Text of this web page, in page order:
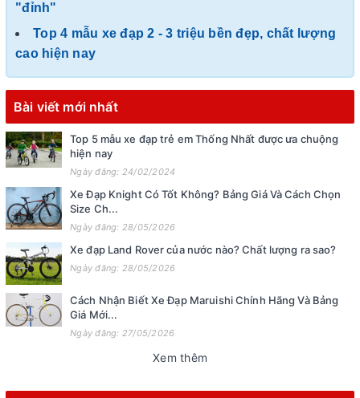
"đỉnh"
Top 4 mẫu xe đạp 2 - 3 triệu bền đẹp, chất lượng
cao hiện nay
Bài viết mới nhất
Top 5 mẫu xe đạp trẻ em Thống Nhất được ưa chuộng
hiện nay
Ngày đăng: 24/02/2024
Xe Đạp Knight Có Tốt Không? Bảng Giá Và Cách Chọn
Size Ch...
Ngày đăng: 28/05/2026
Xe đạp Land Rover của nước nào? Chất lượng ra sao?
Ngày đăng: 28/05/2026
Cách Nhận Biết Xe Đạp Maruishi Chính Hãng Và Bảng
Giá Mới...
Ngày đăng: 27/05/2026
Xem thêm